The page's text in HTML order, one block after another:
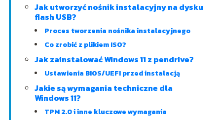
Jak utworzyć nośnik instalacyjny na dysku
flash USB?
Proces tworzenia nośnika instalacyjnego
Co zrobić z plikiem ISO?
Jak zainstalować Windows 11 z pendrive?
Ustawienia BIOS/UEFI przed instalacją
Jakie są wymagania techniczne dla
Windows 11?
TPM 2.0 i inne kluczowe wymagania